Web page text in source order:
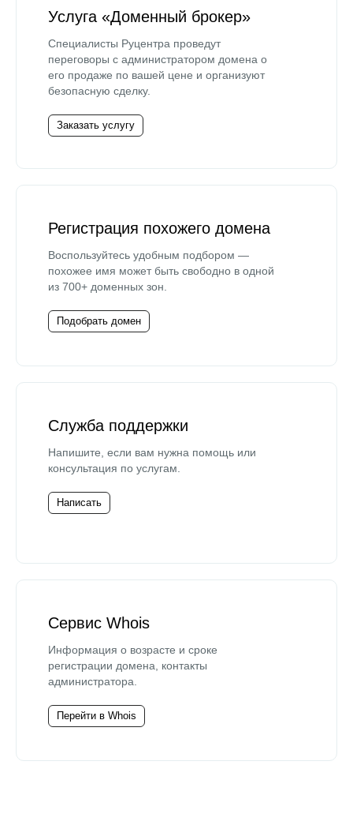
Услуга «Доменный брокер»
Специалисты Руцентра проведут
переговоры с администратором домена о
его продаже по вашей цене и организуют
безопасную сделку.
Заказать услугу
Регистрация похожего домена
Воспользуйтесь удобным подбором —
похожее имя может быть свободно в одной
из 700+ доменных зон.
Подобрать домен
Служба поддержки
Напишите, если вам нужна помощь или
консультация по услугам.
Написать
Сервис Whois
Информация о возрасте и сроке
регистрации домена, контакты
администратора.
Перейти в Whois